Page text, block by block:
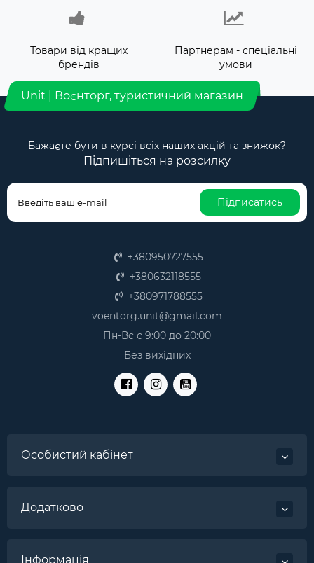
Товари від кращих
брендів
Партнерам - спеціальні
умови
Unit | Воєнторг, туристичний магазин
Бажаєте бути в курсі всіх наших акцій та знижок?
Підпишіться на розсилку
Підписатись
+380950727555
+380632118555
+380971788555
voentorg.unit@gmail.com
Пн-Вс с 9:00 до 20:00
Без вихідних
Особистий кабінет
Додатково
Інформація